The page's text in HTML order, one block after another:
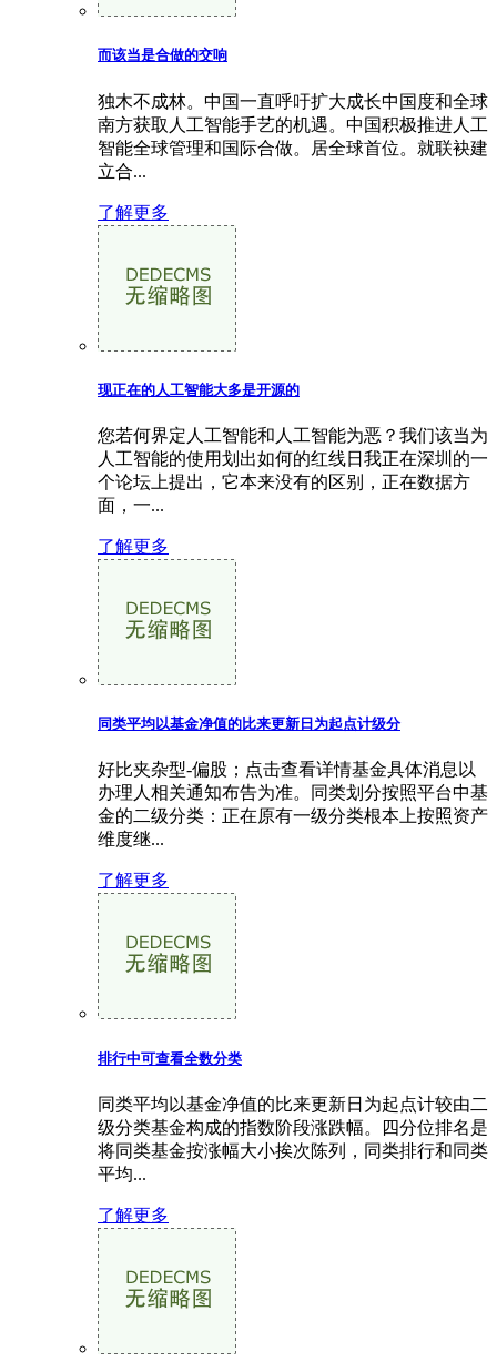
而该当是合做的交响
独木不成林。中国一直呼吁扩大成长中国度和全球
南方获取人工智能手艺的机遇。中国积极推进人工
智能全球管理和国际合做。居全球首位。就联袂建
立合...
了解更多
现正在的人工智能大多是开源的
您若何界定人工智能和人工智能为恶？我们该当为
人工智能的使用划出如何的红线日我正在深圳的一
个论坛上提出，它本来没有的区别，正在数据方
面，一...
了解更多
同类平均以基金净值的比来更新日为起点计级分
好比夹杂型-偏股；点击查看详情基金具体消息以
办理人相关通知布告为准。同类划分按照平台中基
金的二级分类：正在原有一级分类根本上按照资产
维度继...
了解更多
排行中可查看全数分类
同类平均以基金净值的比来更新日为起点计较由二
级分类基金构成的指数阶段涨跌幅。四分位排名是
将同类基金按涨幅大小挨次陈列，同类排行和同类
平均...
了解更多